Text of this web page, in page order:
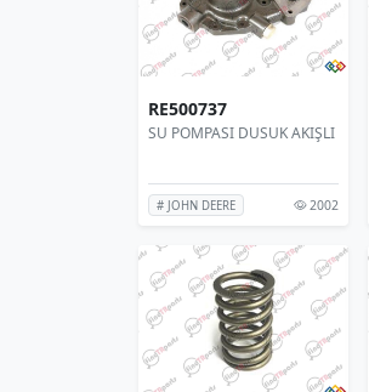
RE500737
SU POMPASI DUSUK AKIŞLI
# JOHN DEERE 2002